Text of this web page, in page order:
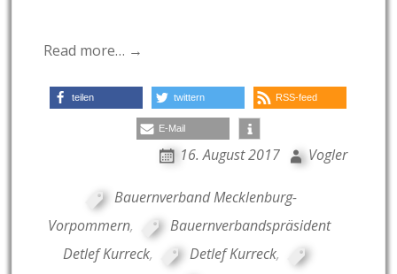
Read more… →
teilen twittern RSS-feed
E-Mail
16. August 2017 Vogler
Bauernverband Mecklenburg-
Vorpommern,
Bauernverbandspräsident
Detlef Kurreck, Detlef Kurreck,